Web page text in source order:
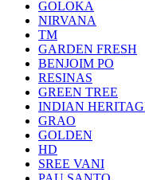
GOLOKA
NIRVANA
TM
GARDEN FRESH
BENJOIM PO
RESINAS
GREEN TREE
INDIAN
GRAO
GOLDEN
HD
SREE VANI